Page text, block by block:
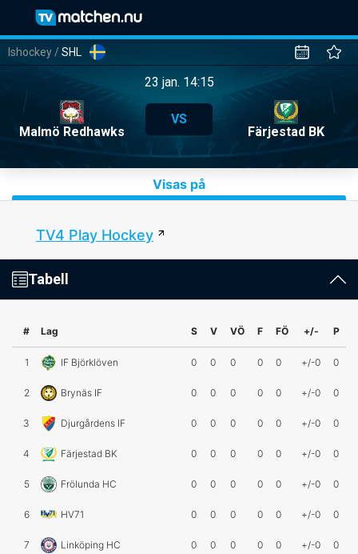
Ishockey /SHL
23 jan. 14:15
Malmö Redhawks
VS
Färjestad BK
Visas på
TV4 Play Hockey
Tabell
# Lag S V VÖ F FÖ +/- P
1 IF Björklöven 0 0 0 0 0 +/-0 0
2 Brynäs IF 0 0 0 0 0 +/-0 0
3 Djurgårdens IF 0 0 0 0 0 +/-0 0
4 Färjestad BK 0 0 0 0 0 +/-0 0
5 Frölunda HC 0 0 0 0 0 +/-0 0
6 HV71 0 0 0 0 0 +/-0 0
7 Linköping HC 0 0 0 0 0 +/-0 0